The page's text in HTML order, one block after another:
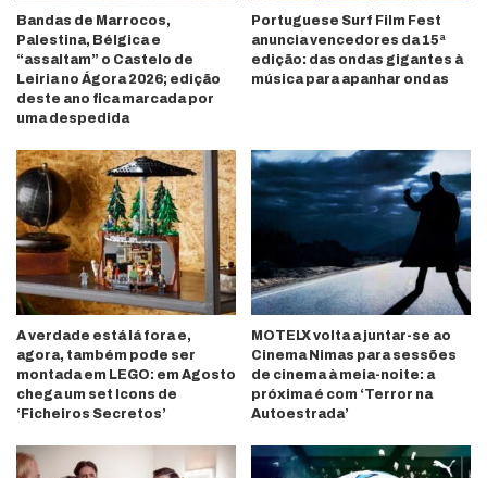
Bandas de Marrocos,
Palestina, Bélgica e
“assaltam” o Castelo de
Leiria no Ágora 2026; edição
deste ano fica marcada por
uma despedida
Portuguese Surf Film Fest
anuncia vencedores da 15ª
edição: das ondas gigantes à
música para apanhar ondas
A verdade está lá fora e,
agora, também pode ser
montada em LEGO: em Agosto
chega um set Icons de
‘Ficheiros Secretos’
MOTELX volta a juntar-se ao
Cinema Nimas para sessões
de cinema à meia-noite: a
próxima é com ‘Terror na
Autoestrada’